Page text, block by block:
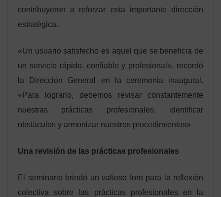
contribuyeron a reforzar esta importante dirección
estratégica.
«Un usuario satisfecho es aquel que se beneficia de
un servicio rápido, confiable y profesional», recordó
la Dirección General en la ceremonia inaugural.
«Para lograrlo, debemos revisar constantemente
nuestras prácticas profesionales, identificar
obstáculos y armonizar nuestros procedimientos»
Una revisión de las prácticas profesionales
El seminario brindó un valioso foro para la reflexión
colectiva sobre las prácticas profesionales en la